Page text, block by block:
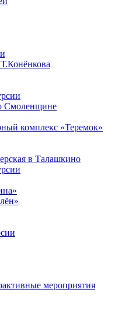
Смоленщине
комплекс «Теремок»
в Талашкино
мероприятия